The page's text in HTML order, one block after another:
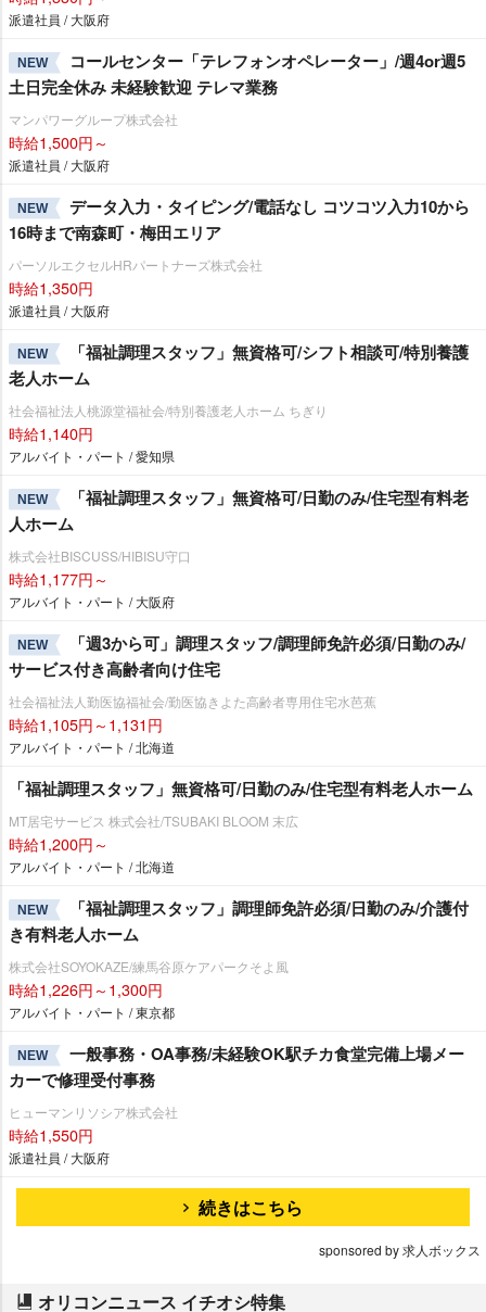
派遣社員 / 大阪府
NEW
コールセンター「テレフォンオペレーター」/週4or週5
土日完全休み 未経験歓迎 テレマ業務
マンパワーグループ株式会社
時給1,500円～
派遣社員 / 大阪府
NEW
データ入力・タイピング/電話なし コツコツ入力10から
16時まで南森町・梅田エリア
パーソルエクセルHRパートナーズ株式会社
時給1,350円
派遣社員 / 大阪府
NEW
「福祉調理スタッフ」無資格可/シフト相談可/特別養護
老人ホーム
社会福祉法人桃源堂福祉会/特別養護老人ホーム ちぎり
時給1,140円
アルバイト・パート / 愛知県
NEW
「福祉調理スタッフ」無資格可/日勤のみ/住宅型有料老
人ホーム
株式会社BISCUSS/HIBISU守口
時給1,177円～
アルバイト・パート / 大阪府
NEW
「週3から可」調理スタッフ/調理師免許必須/日勤のみ/
サービス付き高齢者向け住宅
社会福祉法人勤医協福祉会/勤医協きよた高齢者専用住宅水芭蕉
時給1,105円～1,131円
アルバイト・パート / 北海道
「福祉調理スタッフ」無資格可/日勤のみ/住宅型有料老人ホーム
MT居宅サービス 株式会社/TSUBAKI BLOOM 末広
時給1,200円～
アルバイト・パート / 北海道
NEW
「福祉調理スタッフ」調理師免許必須/日勤のみ/介護付
き有料老人ホーム
株式会社SOYOKAZE/練馬谷原ケアパークそよ風
時給1,226円～1,300円
アルバイト・パート / 東京都
NEW
一般事務・OA事務/未経験OK駅チカ食堂完備上場メー
カーで修理受付事務
ヒューマンリソシア株式会社
時給1,550円
派遣社員 / 大阪府
続きはこちら
sponsored by 求人ボックス
オリコンニュース イチオシ特集